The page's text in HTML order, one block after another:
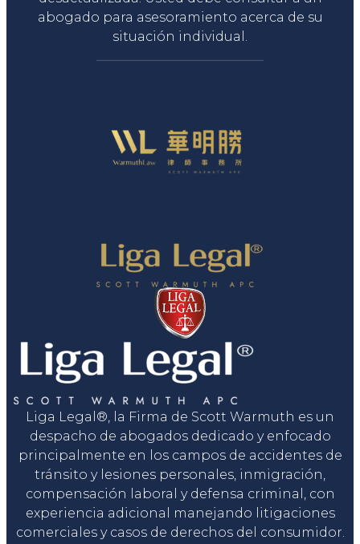
abogado para asesoramiento acerca de su
situación individual.
Liga Legal®, la Firma de Scott Warmuth es un
despacho de abogados dedicado y enfocado
principalmente en los campos de accidentes de
tránsito y lesiones personales, inmigración,
compensación laboral y defensa criminal, con
experiencia adicional manejando litigaciones
comerciales y casos de derechos del consumidor.